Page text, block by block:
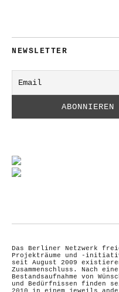
NEWSLETTER
Das Berliner Netzwerk
Projekträume und -
seit August 2009
Zusammenschluss. Nach
Bestandsaufnahme von
und Bedürfnissen finden